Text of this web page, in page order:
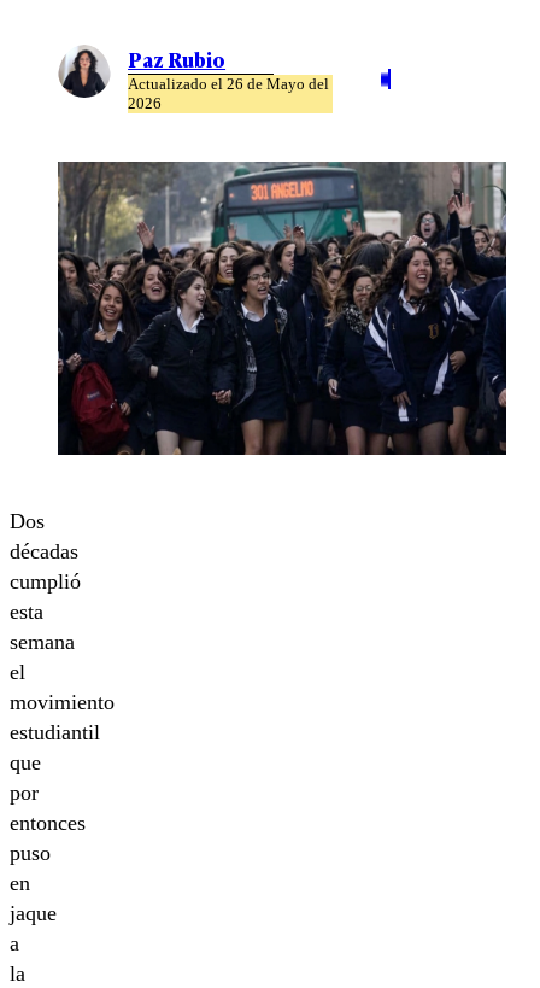
Paz Rubio
Actualizado el 26 de Mayo del
2026
Dos
décadas
cumplió
esta
semana
el
movimiento
estudiantil
que
por
entonces
puso
en
jaque
a
la